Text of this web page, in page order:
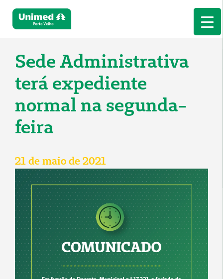
Sede Administrativa
terá expediente
normal na segunda-
feira
21 de maio de 2021